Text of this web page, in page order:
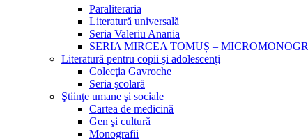
Paraliteraria
Literatură universală
Seria Valeriu Anania
SERIA MIRCEA TOMUȘ –
Literatură pentru copii şi adolescenţi
Colecţia Gavroche
Seria şcolară
Ştiinţe umane şi sociale
Cartea de medicină
Gen şi cultură
Monografii